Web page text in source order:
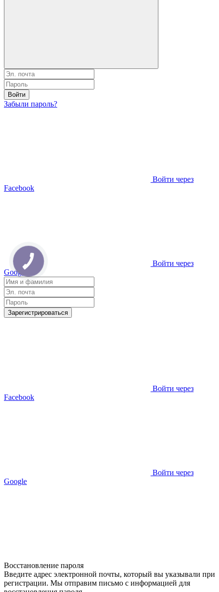
Войти
Забыли пароль?
Войти через
Facebook
Войти через
Google
Зарегистрироваться
Войти через
Facebook
Войти через
Google
Восстановление пароля
Введите адрес электронной почты, который вы указывали при
регистрации. Мы отправим письмо с информацией для